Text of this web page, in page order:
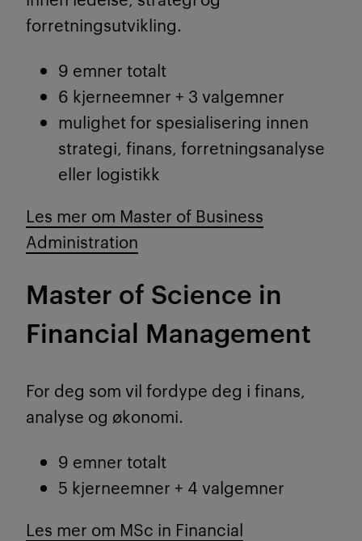
forretningsutvikling.
9 emner totalt
6 kjerneemner + 3 valgemner
mulighet for spesialisering innen
strategi, finans, forretningsanalyse
eller logistikk
Les mer om Master of Business
Administration
Master of Science in
Financial Management
For deg som vil fordype deg i finans,
analyse og økonomi.
9 emner totalt
5 kjerneemner + 4 valgemner
Les mer om MSc in Financial